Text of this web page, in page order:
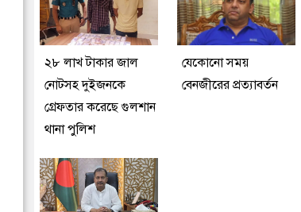
২৮ লাখ টাকার জাল
নোটসহ দুইজনকে
গ্রেফতার করেছে গুলশান
থানা পুলিশ
যেকোনো সময়
বেনজীরের প্রত্যাবর্তন